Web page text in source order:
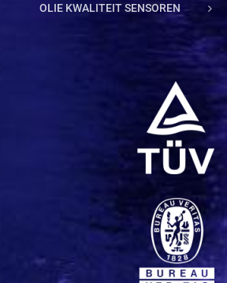
OLIE KWALITEIT SENSOREN